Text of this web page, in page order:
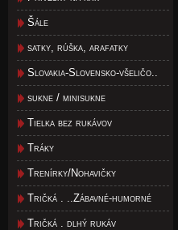
Šále
satky, rúška, arafatky
Slovakia-Slovensko-všeličo..
sukne / minisukne
Tielka bez rukávov
Tráky
Trenírky/Nohavičky
Tričká . ..Zábavné-humorné
Tričká . dlhý rukáv